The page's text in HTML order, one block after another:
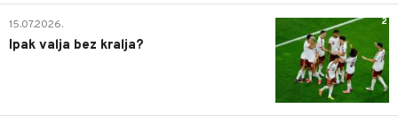
2
15.07.2026.
Ipak valja bez kralja?